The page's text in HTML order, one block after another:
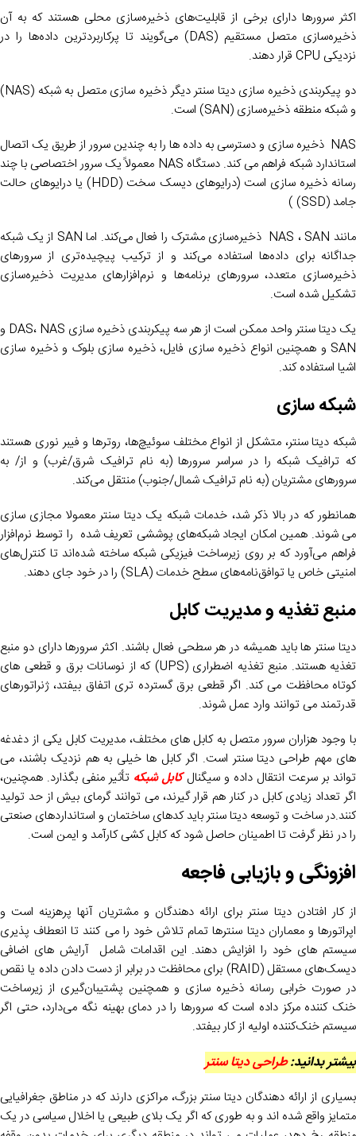
اکثر سرورها دارای برخی از قابلیت‌های ذخیره‌سازی محلی هستند که به آن
ذخیره‌سازی متصل مستقیم (DAS) می‌گویند تا پرکاربردترین داده‌ها را در
نزدیکی CPU قرار دهند.
دو پیکربندی ذخیره‌ سازی دیتا سنتر دیگر ذخیره‌ سازی متصل به شبکه (NAS)
و شبکه منطقه ذخیره‌سازی (SAN) است.
NAS ذخیره سازی و دسترسی به داده ها را به چندین سرور از طریق یک اتصال
استاندارد شبکه فراهم می کند. دستگاه NAS معمولاً یک سرور اختصاصی با چند
رسانه ذخیره سازی است (درایوهای دیسک سخت (HDD) یا درایوهای حالت
جامد (SSD) )
مانند NAS ، SAN ذخیره‌سازی مشترک را فعال می‌کند. اما SAN از یک شبکه
جداگانه برای داده‌ها استفاده می‌کند و از ترکیب پیچیده‌تری از سرورهای
ذخیره‌سازی متعدد، سرورهای برنامه‌ها و نرم‌افزارهای مدیریت ذخیره‌سازی
تشکیل شده است.
یک دیتا سنتر واحد ممکن است از هر سه پیکربندی ذخیره سازی DAS، NAS و
SAN و همچنین انواع ذخیره سازی فایل، ذخیره سازی بلوک و ذخیره سازی
اشیا استفاده کند.
شبکه سازی
شبکه دیتا سنتر، متشکل از انواع مختلف سوئیچ‌ها، روترها و فیبر نوری هستند
که ترافیک شبکه را در سراسر سرورها (به نام ترافیک شرق/غرب) و از/ به
سرورهای مشتریان (به نام ترافیک شمال/جنوب) منتقل می‌کند.
همانطور که در بالا ذکر شد، خدمات شبکه یک دیتا سنتر معمولا مجازی سازی
می شوند. همین امکان ایجاد شبکه‌های پوششی تعریف ‌شده را توسط نرم‌افزار
فراهم می‌آورد که بر روی زیرساخت فیزیکی شبکه ساخته شده‌اند تا کنترل‌های
امنیتی خاص یا توافق‌نامه‌های سطح خدمات (SLA) را در خود جای دهند.
منبع تغذیه و مدیریت کابل
دیتا سنتر ها باید همیشه در هر سطحی فعال باشند. اکثر سرورها دارای دو منبع
تغذیه هستند. منبع تغذیه اضطراری (UPS) که از نوسانات برق و قطعی های
کوتاه محافظت می کند. اگر قطعی برق گسترده تری اتفاق بیفتد، ژنراتورهای
قدرتمند می توانند وارد عمل شوند.
با وجود هزاران سرور متصل به کابل های مختلف، مدیریت کابل یکی از دغدغه
های مهم طراحی دیتا سنتر است. اگر کابل ها خیلی به هم نزدیک باشند، می
تواند بر سرعت انتقال داده و سیگنالکابل شبکه تأثیر منفی بگذارد. همچنین،
اگر تعداد زیادی کابل در کنار هم قرار گیرند، می توانند گرمای بیش از حد تولید
کنند.در ساخت و توسعه دیتا سنتر باید کدهای ساختمان و استانداردهای صنعتی
را در نظر گرفت تا اطمینان حاصل شود که کابل کشی کارآمد و ایمن است.
افزونگی و بازیابی فاجعه
از کار افتادن دیتا سنتر برای ارائه دهندگان و مشتریان آنها پرهزینه است و
اپراتورها و معماران دیتا سنترها تمام تلاش خود را می کنند تا انعطاف پذیری
سیستم های خود را افزایش دهند. این اقدامات شامل آرایش های اضافی
دیسک‌های مستقل (RAID) برای محافظت در برابر از دست دادن داده یا نقص
در صورت خرابی رسانه ذخیره‌ سازی و همچنین پشتیبان‌گیری از زیرساخت
خنک‌ کننده مرکز داده است که سرورها را در دمای بهینه نگه می‌دارد، حتی اگر
سیستم خنک‌کننده اولیه از کار بیفتد.
بیشتر بدانید:طراحی دیتا سنتر
بسیاری از ارائه دهندگان دیتا سنتر بزرگ، مراکزی دارند که در مناطق جغرافیایی
متمایز واقع شده اند و به طوری که اگر یک بلای طبیعی یا اخلال سیاسی در یک